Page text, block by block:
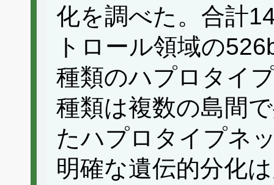
化を調べた。合計
トロール領域の
種類のハプロタイ
種類は複数の島間
たハプロタイプネ
明確な遺伝的分化